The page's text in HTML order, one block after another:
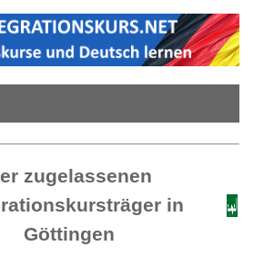
zugelassenen
in
Göttingen